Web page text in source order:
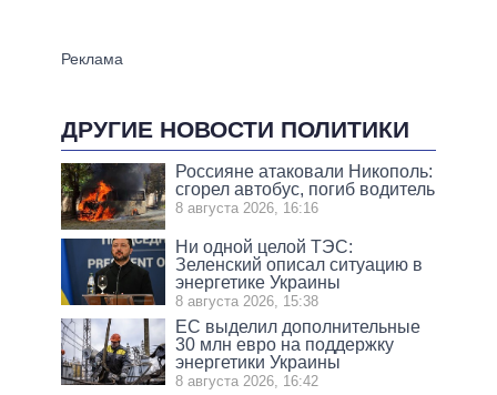
ДРУГИЕ НОВОСТИ ПОЛИТИКИ
Россияне атаковали Никополь:
сгорел автобус, погиб водитель
8 августа 2026, 16:16
Ни одной целой ТЭС:
Зеленский описал ситуацию в
энергетике Украины
8 августа 2026, 15:38
ЕС выделил дополнительные
30 млн евро на поддержку
энергетики Украины
8 августа 2026, 16:42